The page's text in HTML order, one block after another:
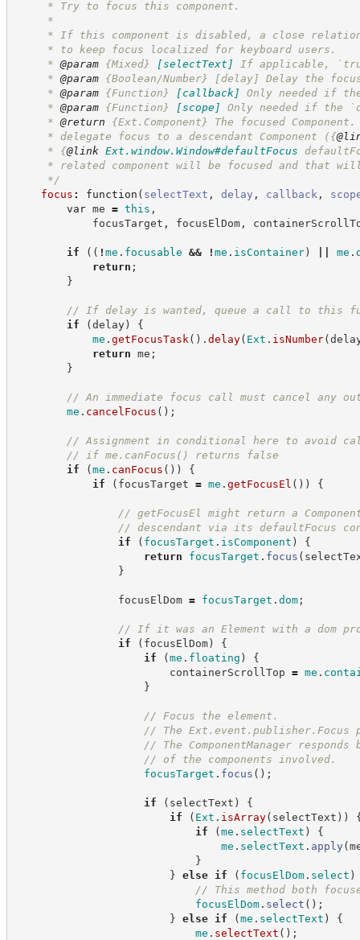
* Try to focus this component.
*
* If this component is disabled, a close relation
* to keep focus localized for keyboard users.
* @param {Mixed} [selectText]
If applicable,
* @param {Boolean/Number} [delay] Delay the
* @param {Function} [callback]
Only needed if
* @param {Function} [scope]
Only needed if the
* @return {Ext.Component}
The focused
* delegate focus to a descendant Component ({
* {@link Ext.window.Window#defaultFocus
* related component will be focused and that
*/
focus : function ( selectText , delay , callback ,
var me = this ,
focusTarget , focusElDom,
if ( ( ! me . focusable && ! me . isContainer) me .
return ;
}
// If delay is wanted, queue a call to this
if
(delay)
{
me . getFocusTask ( ) . delay( Ext . isNumber(
return me ;
}
// An immediate focus call must cancel any
me . cancelFocus ( ) ;
// Assignment in conditional here to avoid
// if me.canFocus() returns false
if
(me . canFocus ( ) )
{
if
( focusTarget = me . getFocusEl ( ) ) {
// getFocusEl might return a
// descendant via its defaultFocus
if
( focusTarget . isComponent )
{
return
focusTarget . focus (
}
focusElDom = focusTarget . dom;
// If it was an Element with a dom
if
( focusElDom)
{
if
(me . floating )
{
containerScrollTop = me .
}
// Focus the element.
// The Ext.event.publisher.Focus
// The ComponentManager
// of the components involved.
focusTarget . focus ( ) ;
if ( selectText )
{
if
( Ext . isArray( selectText ) )
if
(me . selectText )
{
me . selectText . apply (
}
} else if ( focusElDom. select )
// This method both
focusElDom. select ( ) ;
} else if (me . selectText )
{
me . selectText ( ) ;